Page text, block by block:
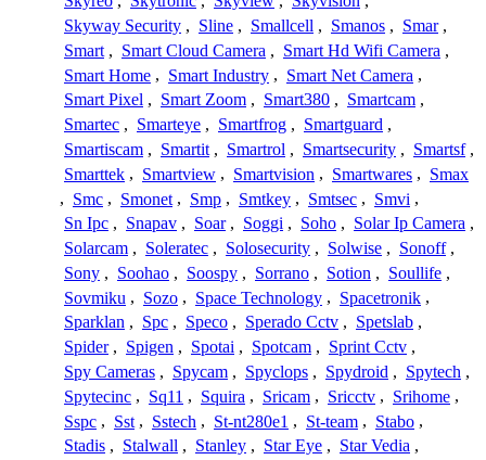
Skyway Security , Sline , Smallcell , Smanos , Smar ,
Smart , Smart Cloud Camera , Smart Hd Wifi Camera ,
Smart Home , Smart Industry , Smart Net Camera ,
Smart Pixel , Smart Zoom , Smart380 , Smartcam ,
Smartec , Smarteye , Smartfrog , Smartguard ,
Smartiscam , Smartit , Smartrol , Smartsecurity , Smartsf ,
Smarttek , Smartview , Smartvision , Smartwares , Smax
, Smc , Smonet , Smp , Smtkey , Smtsec , Smvi ,
Sn Ipc , Snapav , Soar , Soggi , Soho , Solar Ip Camera ,
Solarcam , Soleratec , Solosecurity , Solwise , Sonoff ,
Sony , Soohao , Soospy , Sorrano , Sotion , Soullife ,
Sovmiku , Sozo , Space Technology , Spacetronik ,
Sparklan , Spc , Speco , Sperado Cctv , Spetslab ,
Spider , Spigen , Spotai , Spotcam , Sprint Cctv ,
Spy Cameras , Spycam , Spyclops , Spydroid , Spytech ,
Spytecinc , Sq11 , Squira , Sricam , Sricctv , Srihome ,
Sspc , Sst , Sstech , St-nt280e1 , St-team , Stabo ,
Stadis , Stalwall , Stanley , Star Eye , Star Vedia ,